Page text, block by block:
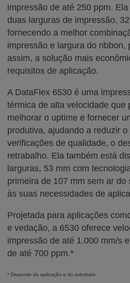
impressão de até 250 ppm.
duas larguras de impressão,
fornecendo a melhor
impressão e largura do ribbon,
assim, a solução mais
requisitos de aplicação.
A DataFlex 6530 é uma
térmica de alta velocidade que
melhorar o uptime e fornecer
produtiva, ajudando a reduzir
verificações de qualidade, o
retrabalho. Ela também está
larguras, 53 mm com
primeira de 107 mm sem ar do
às suas necessidades de
Projetada para aplicações
e vedação, a 6530 oferece
impressão de até 1.000 mm/s
de até 700 ppm.*
* Depende da aplicação e do substrato